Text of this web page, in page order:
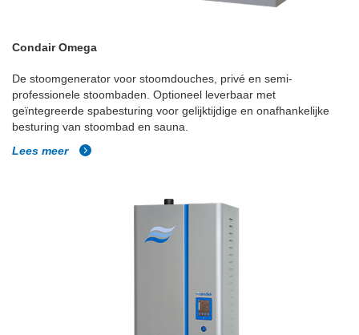
Condair Omega
De stoomgenerator voor stoomdouches, privé en semi-
professionele stoombaden. Optioneel leverbaar met
geïntegreerde spabesturing voor gelijktijdige en onafhankelijke
besturing van stoombad en sauna.
Lees meer